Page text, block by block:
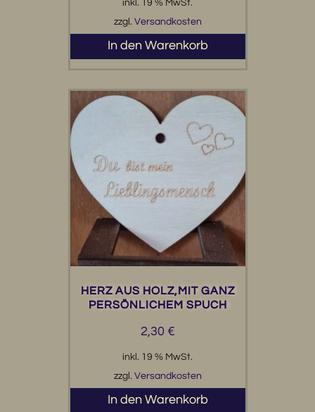
inkl. 19 % MwSt.
zzgl. Versandkosten
In den Warenkorb
HERZ AUS HOLZ,MIT GANZ
PERSÖNLICHEM SPUCH
2,30 €
inkl. 19 % MwSt.
zzgl. Versandkosten
In den Warenkorb